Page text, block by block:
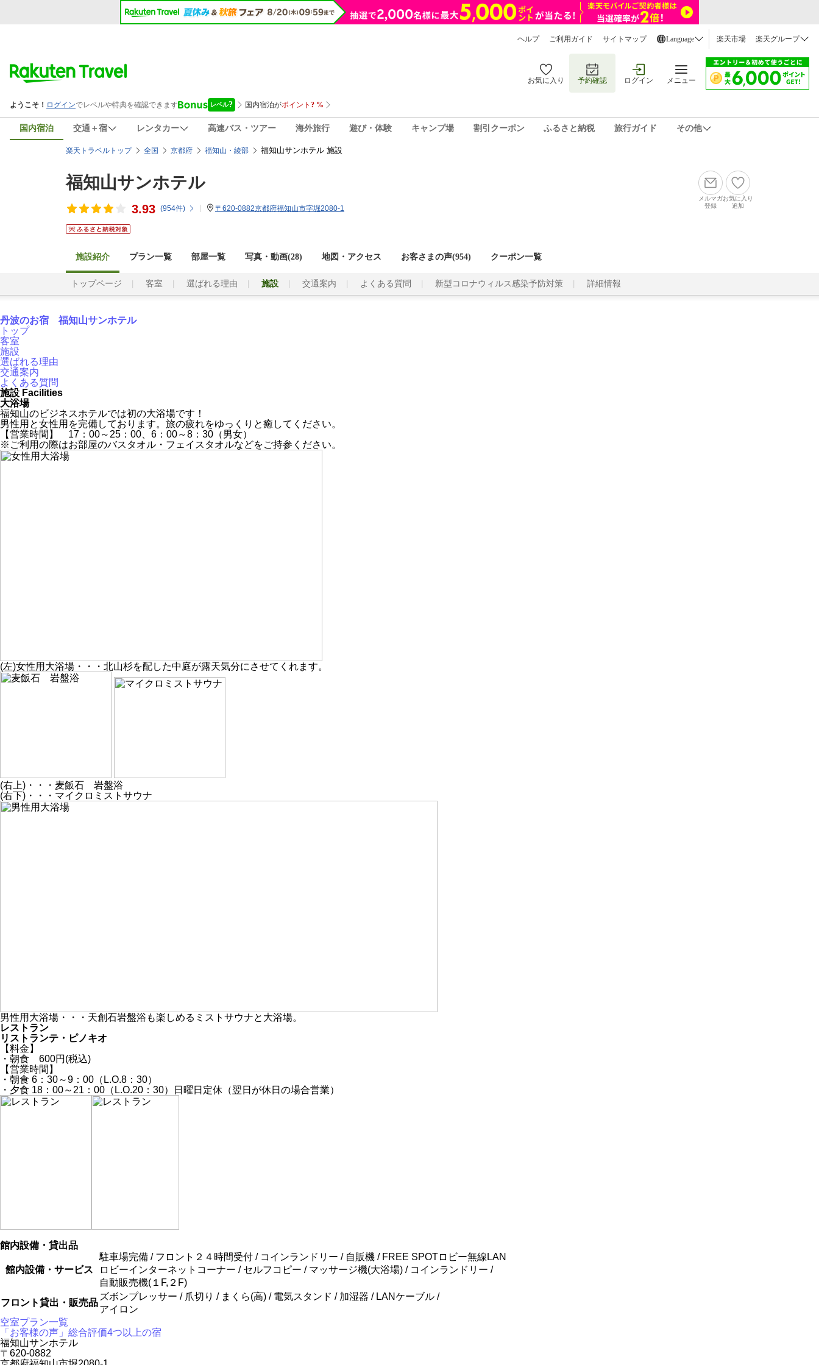
ヘルプ ご利用ガイド サイトマップ Language 楽天市場 楽天グループ
お気に入り 予約確認 ログイン メニュー
国内宿泊 交通＋宿 レンタカー 高速バス・ツアー 海外旅行 遊び・体験 キャンプ場 割引クーポン ふるさと納税 旅行ガイド その他
楽天トラベルトップ 全国 京都府 福知山・綾部 福知山サンホテル 施設
福知山サンホテル
3.93 (954件) 〒620-0882京都府福知山市字堀2080-1
メルマガ
登録
お気に入り
追加
施設紹介 プラン一覧 部屋一覧 写真・動画(28) 地図・アクセス お客さまの声(954) クーポン一覧
トップページ 客室 選ばれる理由 施設 交通案内 よくある質問 新型コロナウィルス感染予防対策 詳細情報
丹波のお宿 福知山サンホテル
トップ
客室
施設
選ばれる理由
交通案内
よくある質問
施設 Facilities
大浴場
福知山のビジネスホテルでは初の大浴場です！
男性用と女性用を完備しております。旅の疲れをゆっくりと癒してください。
【営業時間】 17：00～25：00、6：00～8：30（男女）
※ご利用の際はお部屋のバスタオル・フェイスタオルなどをご持参ください。
(左)女性用大浴場・・・北山杉を配した中庭が露天気分にさせてくれます。
(右上)・・・麦飯石 岩盤浴
(右下)・・・マイクロミストサウナ
男性用大浴場・・・天創石岩盤浴も楽しめるミストサウナと大浴場。
レストラン
リストランテ・ピノキオ
【料金】
・朝食 600円(税込)
【営業時間】
・朝食 6：30～9：00（L.O.8：30）
・夕食 18：00～21：00（L.O.20：30）日曜日定休（翌日が休日の場合営業）
館内設備・貸出品
館内設備・サービス
駐車場完備 / フロント２４時間受付 / コインランドリー / 自販機 / FREE SPOTロビー無線LAN
ロビーインターネットコーナー / セルフコピー / マッサージ機(大浴場) / コインランドリー /
自動販売機(１F,２F)
フロント貸出・販売品
ズボンプレッサー / 爪切り / まくら(高) / 電気スタンド / 加湿器 / LANケーブル /
アイロン
空室プラン一覧
「お客様の声」総合評価4つ以上の宿
福知山サンホテル
〒620-0882